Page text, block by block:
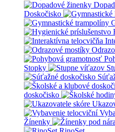
Doskočisko
Stopky
doskočisko
Žínenky